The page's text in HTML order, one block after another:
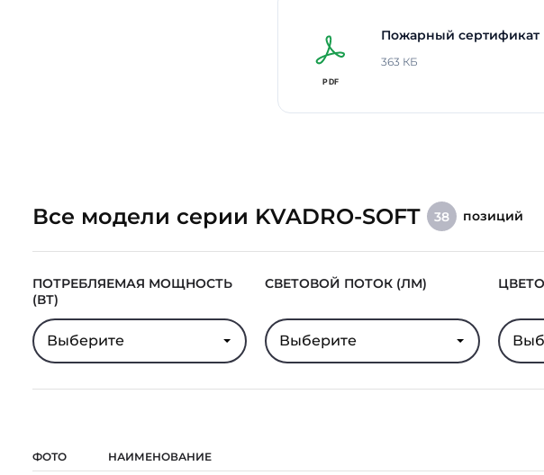
Пожарный сертификат
363 КБ
Все модели серии KVADRO-SOFT 38 позиций
ПОТРЕБЛЯЕМАЯ МОЩНОСТЬ
(ВТ)
Выберите
СВЕТОВОЙ ПОТОК (ЛМ)
Выберите
ФОТО НАИМЕНОВАНИЕ